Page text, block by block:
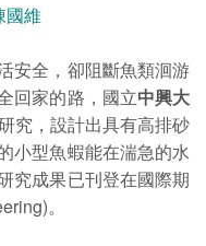
國維
安全，卻阻斷魚類洄游
回家的路，國立中興大
究，設計出具有高排砂
小型魚蝦能在湍急的水
究成果已刊登在國際期
。